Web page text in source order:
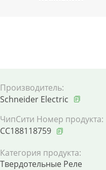
Производитель:
Schneider Electric
ЧипСити Номер продукта:
CC188118759
Категория продукта:
Твердотельные Реле